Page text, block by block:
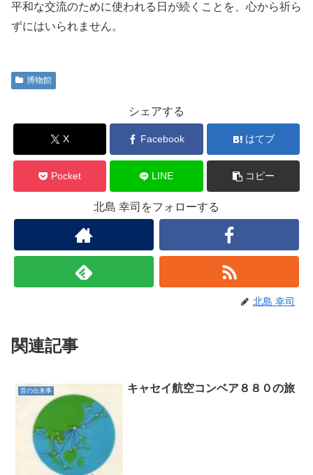
平和な交流のために使われる日が続くことを、心から祈ら
ずにはいられません。
博物館
シェアする
X Facebook はてブ
Pocket LINE コピー
北島 幸司をフォローする
北島 幸司
関連記事
昔の出来事 キャセイ航空コンベア８８０の旅